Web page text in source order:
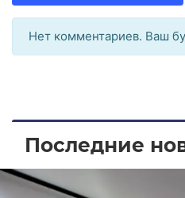
Нет комментариев. Ваш
Последние